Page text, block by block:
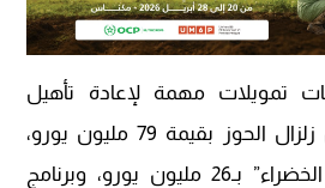
تمويلات مهمة لإعادة تأهيل
المناطق المتضررة من زلزال الحوز بقيمة 79 مليون يورو،
ودعم برنامج “الأرض الخضراء” بـ26 مليون يورو، وبرنامج